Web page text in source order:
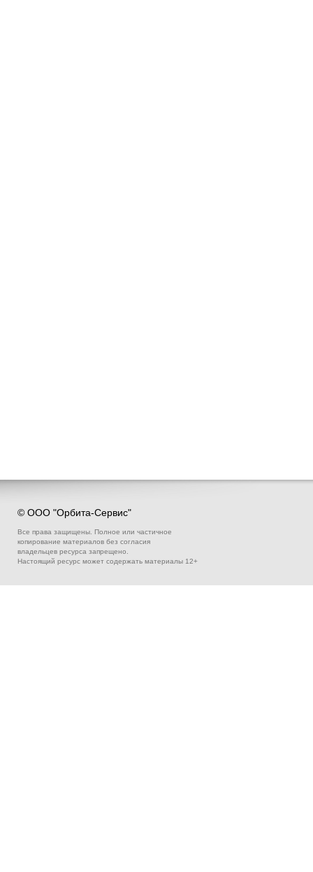
© ООО "Орбита-Сервис"
Все права защищены. Полное или частичное
копирование материалов без согласия
владельцев ресурса запрещено.
Настоящий ресурс может содержать материалы 12+